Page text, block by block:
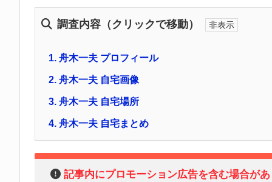
調査内容（クリックで移動）
1. 舟木一夫 プロフィール
2. 舟木一夫 自宅画像
3. 舟木一夫 自宅場所
4. 舟木一夫 自宅まとめ
記事内にプロモーション広告を含む場合が